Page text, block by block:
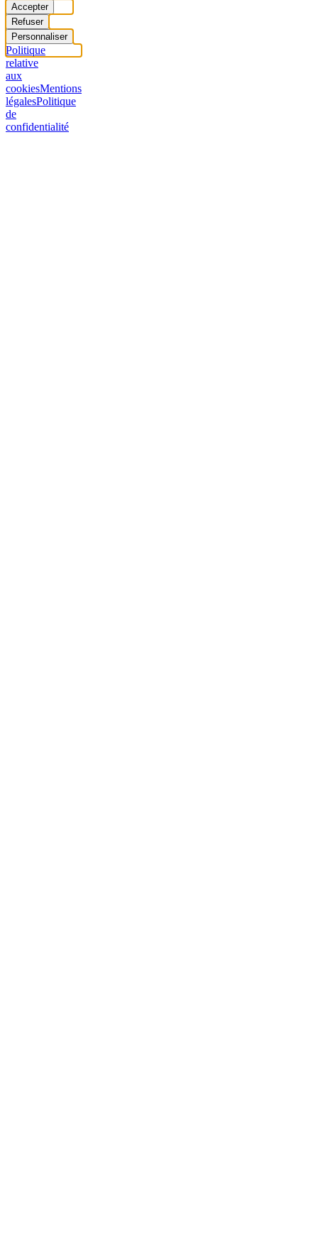
Accepter
Refuser
Personnaliser
Politique
relative
aux
cookiesMentions
légalesPolitique
de
confidentialité